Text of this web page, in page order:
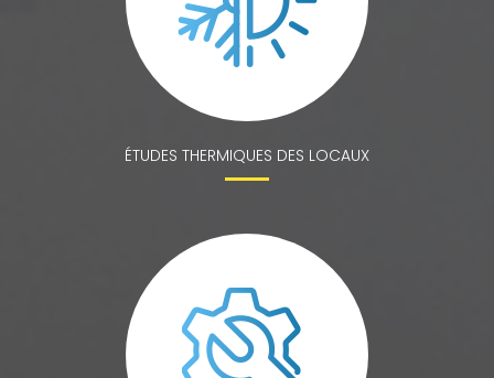
ÉTUDES THERMIQUES DES LOCAUX